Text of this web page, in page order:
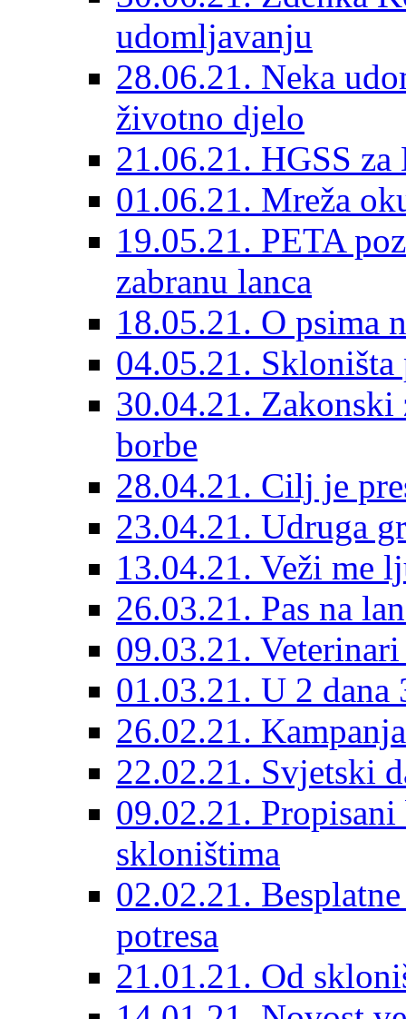
udomljavanju
28.06.21. Neka
životno djelo
21.06.21. HGSS za
01.06.21. Mreža
19.05.21. PETA
zabranu lanca
18.05.21. O psima
04.05.21.
30.04.21. Zakonski
borbe
28.04.21. Cilj je
23.04.21. Udruga
13.04.21. Veži me
26.03.21. Pas na
09.03.21.
01.03.21. U 2
26.02.21.
22.02.21. Svjetski
09.02.21.
skloništima
02.02.21.
potresa
21.01.21. Od